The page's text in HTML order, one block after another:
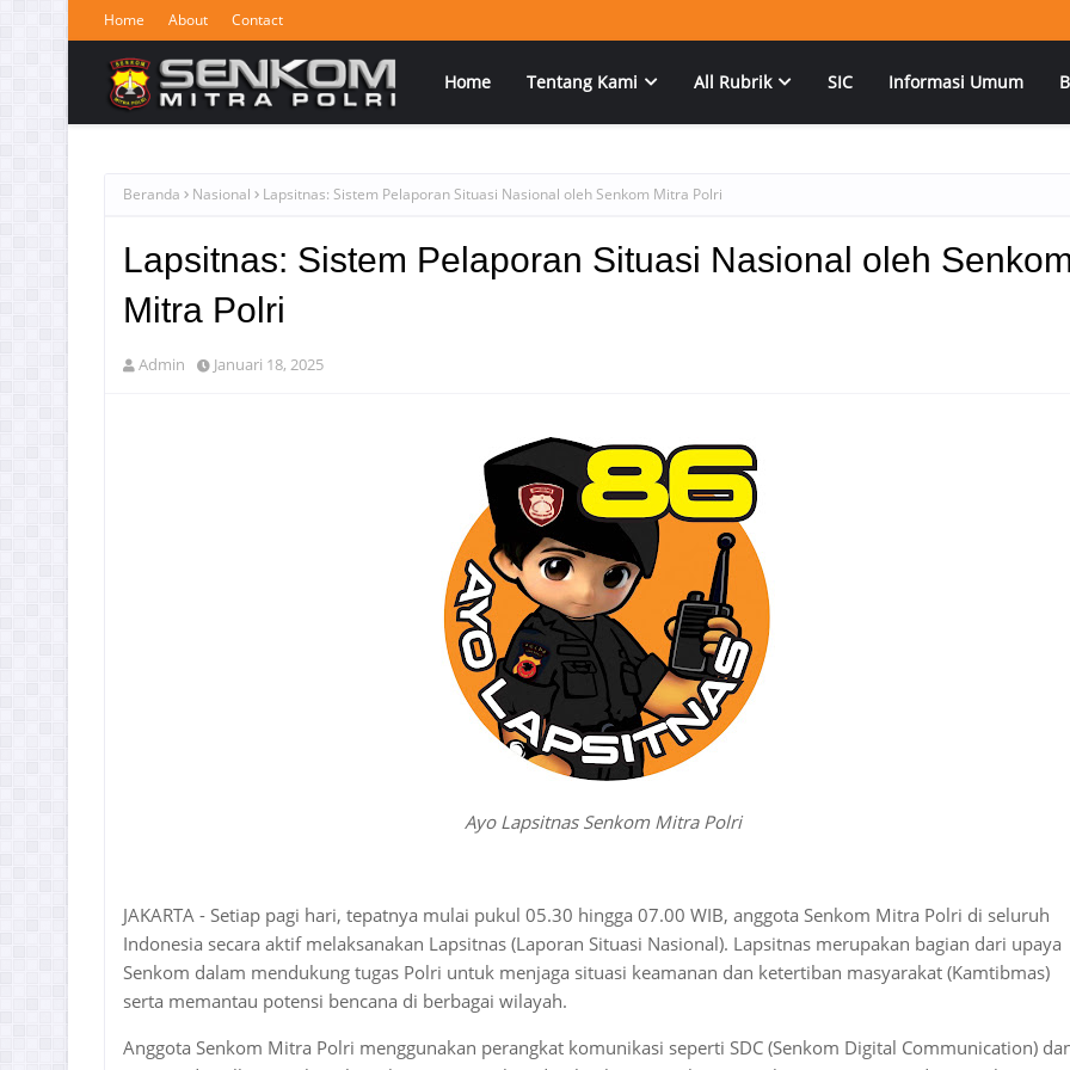
Home About Contact
Home Tentang Kami All Rubrik SIC Informasi Umum
Beranda Nasional Lapsitnas: Sistem Pelaporan Situasi Nasional oleh Senkom Mitra Polri
Lapsitnas: Sistem Pelaporan Situasi Nasional oleh
Mitra Polri
Admin Januari 18, 2025
Ayo Lapsitnas Senkom Mitra Polri
JAKARTA - Setiap pagi hari, tepatnya mulai pukul 05.30 hingga 07.00 WIB, anggota Senkom Mitra Polri di seluruh
Indonesia secara aktif melaksanakan Lapsitnas (Laporan Situasi Nasional). Lapsitnas merupakan bagian dari upaya
Senkom dalam mendukung tugas Polri untuk menjaga situasi keamanan dan ketertiban masyarakat (Kamtibmas)
serta memantau potensi bencana di berbagai wilayah.
Anggota Senkom Mitra Polri menggunakan perangkat komunikasi seperti SDC (Senkom Digital Communication)